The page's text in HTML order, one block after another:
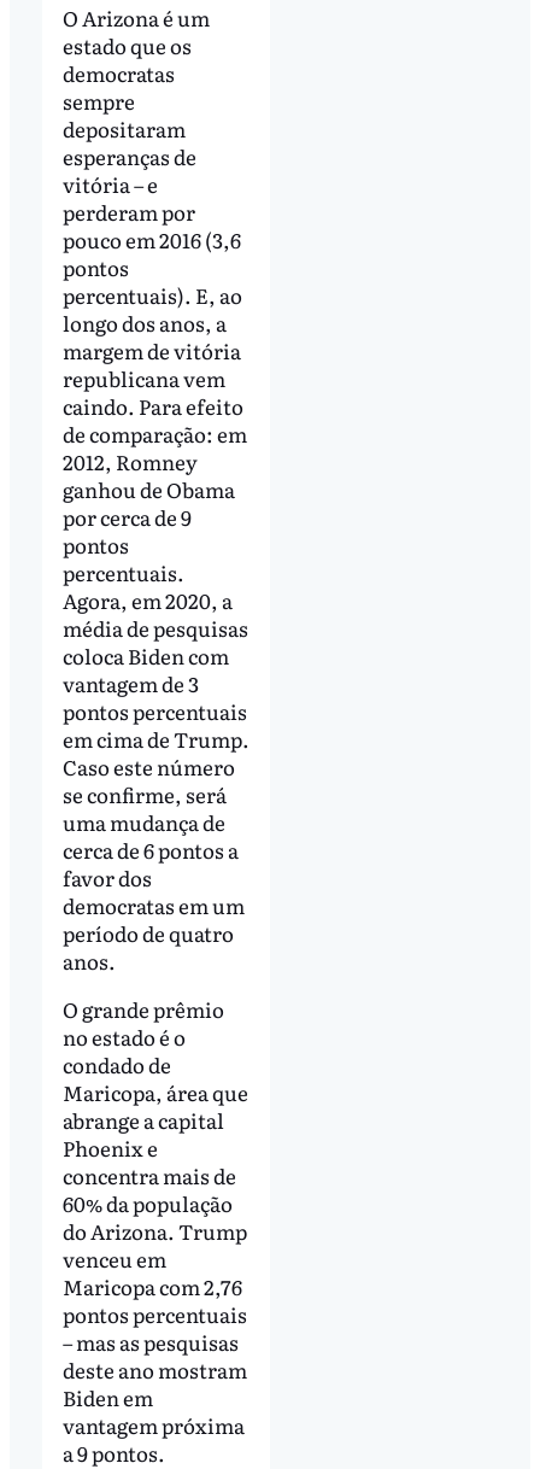
O Arizona é um
estado que os
democratas
sempre
depositaram
esperanças de
vitória – e
perderam por
pouco em 2016 (3,6
pontos
percentuais). E, ao
longo dos anos, a
margem de vitória
republicana vem
caindo. Para efeito
de comparação: em
2012, Romney
ganhou de Obama
por cerca de 9
pontos
percentuais.
Agora, em 2020, a
média de pesquisas
coloca Biden com
vantagem de 3
pontos percentuais
em cima de Trump.
Caso este número
se confirme, será
uma mudança de
cerca de 6 pontos a
favor dos
democratas em um
período de quatro
anos.
O grande prêmio
no estado é o
condado de
Maricopa, área que
abrange a capital
Phoenix e
concentra mais de
60% da população
do Arizona. Trump
venceu em
Maricopa com 2,76
pontos percentuais
– mas as pesquisas
deste ano mostram
Biden em
vantagem próxima
a 9 pontos.